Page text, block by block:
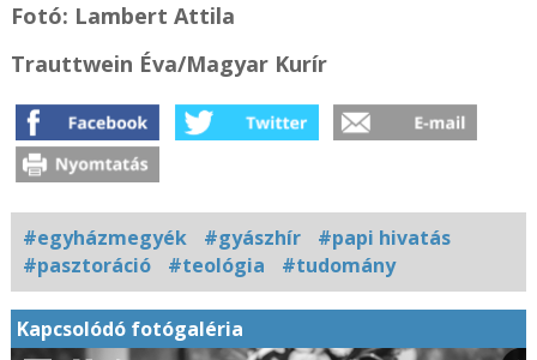
Fotó: Lambert Attila
Trauttwein Éva/Magyar Kurír
#egyházmegyék #gyászhír
#papi hivatás
#pasztoráció
#teológia #tudomány
Kapcsolódó fotógaléria